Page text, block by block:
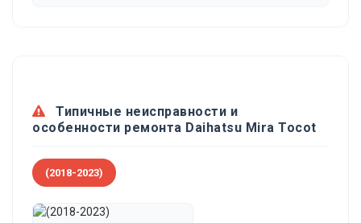
Типичные неисправности и
особенности ремонта Daihatsu Mira Tocot
(2018-2023)